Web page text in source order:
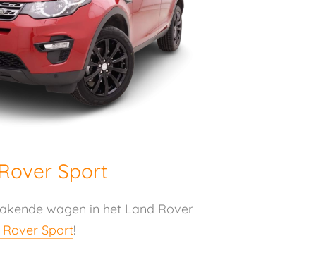
Sport
wagen in het Land Rover
Sport!